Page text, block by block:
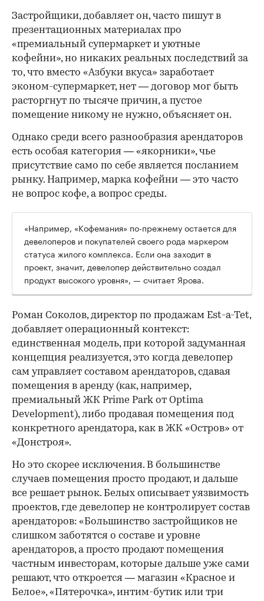
Застройщики, добавляет он, часто пишут в
презентационных материалах про
«премиальный супермаркет и уютные
кофейни», но никаких реальных последствий за
то, что вместо «Азбуки вкуса» заработает
эконом-супермаркет, нет — договор мог быть
расторгнут по тысяче причин, а пустое
помещение никому не нужно, объясняет он.
Однако среди всего разнообразия арендаторов
есть особая категория — «якорники», чье
присутствие само по себе является посланием
рынку. Например, марка кофейни — это часто
не вопрос кофе, а вопрос среды.
«Например, «Кофемания» по-прежнему остается для
девелоперов и покупателей своего рода маркером
статуса жилого комплекса. Если она заходит в
проект, значит, девелопер действительно создал
продукт высокого уровня», — считает Ярова.
Роман Соколов, директор по продажам Est-a-Tet,
добавляет операционный контекст:
единственная модель, при которой задуманная
концепция реализуется, это когда девелопер
сам управляет составом арендаторов, сдавая
помещения в аренду (как, например,
премиальный ЖК Prime Park от Optima
Development), либо продавая помещения под
конкретного арендатора, как в ЖК «Остров» от
«Донстроя».
Но это скорее исключения. В большинстве
случаев помещения просто продают, и дальше
все решает рынок. Белых описывает уязвимость
проектов, где девелопер не контролирует состав
арендаторов: «Большинство застройщиков не
слишком заботятся о составе и уровне
арендаторов, а просто продают помещения
частным инвесторам, которые дальше уже сами
решают, что откроется — магазин «Красное и
Белое», «Пятерочка», интим-бутик или три